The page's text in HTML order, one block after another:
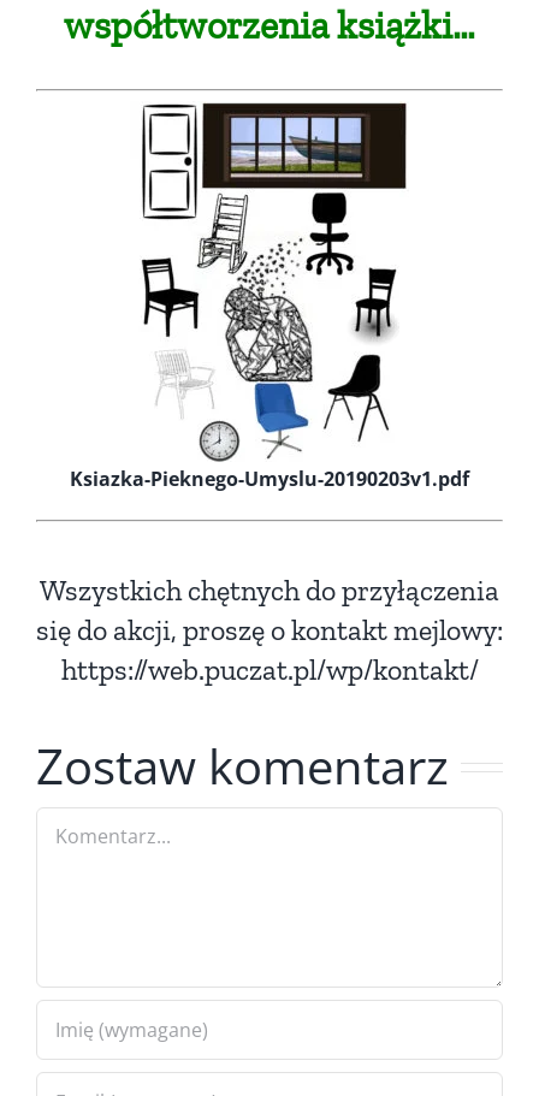
współtworzenia książki…
Ksiazka-Pieknego-Umyslu-20190203v1.pdf
Wszystkich chętnych do przyłączenia
się do akcji, proszę o kontakt mejlowy:
https://web.puczat.pl/wp/kontakt/
Zostaw komentarz
Comment